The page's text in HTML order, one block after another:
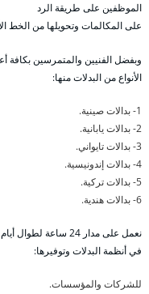
الموظفين على طريقة الرد
على المكالمات وتحويلها من الخط
الأنواع من البدلات منها:
1- بدالات صينية.
2- بدالات يابانية.
3- بدالات تايواني.
4- بدالات إندونيسية.
5- بدالات تركية.
6- بدالات هندية.
نعمل على مدار 24
في أنظمة البدلات وتوفيرها:
للشركات والمؤسسات.